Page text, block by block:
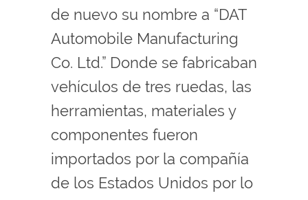
de nuevo su nombre a “DAT
Automobile Manufacturing
Co. Ltd.” Donde se fabricaban
vehículos de tres ruedas, las
herramientas, materiales y
componentes fueron
importados por la compañía
de los Estados Unidos por lo